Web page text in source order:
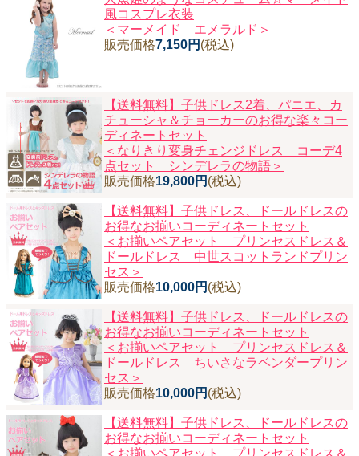
風コスプレ衣装
＜マーメイド エメラルド＞
販売価格7,150円 (税込)
【送料無料】子供ドレス2着、パニエ、カ
チューシャ＆チョーカーのお得な楽々コー
ディネートセット
＜なりきり変身チェンジドレス コーデ4
点セット シンデレラの物語＞
販売価格19,800円 (税込)
【送料無料】子供ドレス、ドールドレスの
お得なお揃いコーディネートセット
＜お揃いペアセット プリンセスドレス＆
ドールドレス 中世スコットランドプリン
セス＞
販売価格10,000円 (税込)
【送料無料】子供ドレス、ドールドレスの
お得なお揃いコーディネートセット
＜お揃いペアセット プリンセスドレス＆
ドールドレス ちいさなラベンダープリン
セス＞
販売価格10,000円 (税込)
【送料無料】子供ドレス、ドールドレスの
お得なお揃いコーディネートセット